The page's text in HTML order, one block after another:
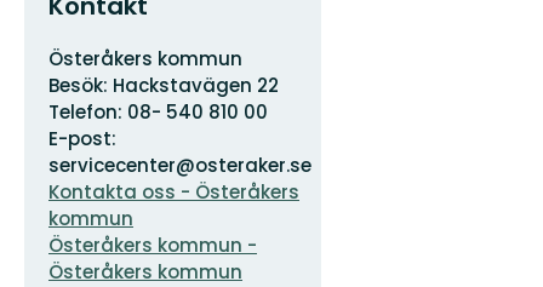
Adress
Österåkers kommun
Besök: Hackstavägen 22
Telefon: 08- 540 810 00
E-post:
servicecenter@osteraker.se
Kontakta oss - Österåkers
kommun
Österåkers kommun -
Österåkers kommun